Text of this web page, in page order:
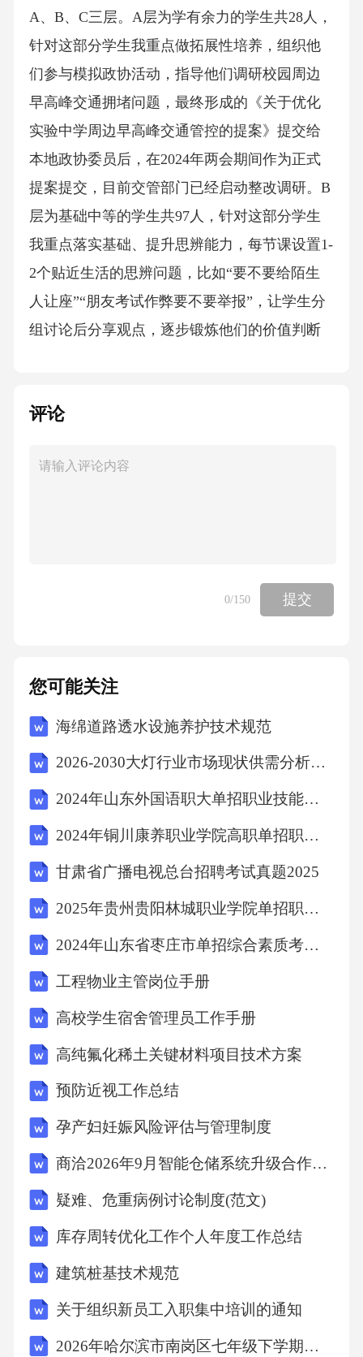
A、B、C三层。A层为学有余力的学生共28人，
针对这部分学生我重点做拓展性培养，组织他
们参与模拟政协活动，指导他们调研校园周边
早高峰交通拥堵问题，最终形成的《关于优化
实验中学周边早高峰交通管控的提案》提交给
本地政协委员后，在2024年两会期间作为正式
提案提交，目前交管部门已经启动整改调研。B
层为基础中等的学生共97人，针对这部分学生
我重点落实基础、提升思辨能力，每节课设置1-
2个贴近生活的思辨问题，比如“要不要给陌生
人让座”“朋友考试作弊要不要举报”，让学生分
组讨论后分享观点，逐步锻炼他们的价值判断
情绪，我为每人建立了个性化学习台账，每周
计教学内容，比如针对喜欢玩游戏的学生，结
23.5%提升到了82.4%。同时我结合初二年级学
生的青春期特点，在教学中融入心理健康教育
的情绪日志327篇，我每篇都做了针对性回复，
12名存在情绪困扰的学生我都同步对接了班主
任与家长，帮助他们解决了实际问题。素养落
程性评价+终结性评价”的综合评价体系，其中
过程性评价占60%，包括课堂表现、实践活动参
与度、责任担当表现，终结性评价占40%，为期
末考试成绩。过程性评价中专门设置了“责任担
集体做贡献都可以获得相应加分，本学期共有6
2名学生因为参与各类志愿活动获得加分，学生
的集体责任感明显提升，此前3个班普遍存在的
卫生值日偷懒、集体活动推诿的情况基本消
失。同时我将时政教育融入日常教学，每节课
设置5分钟“时政播报”环节，让学生轮流上台分
享近期关注的时政新闻并做简单点评，本学期
学生共播报了214条时政新闻，涵盖科技、经
新闻的学生现在会主动观看新闻联播、浏览人
民日报公众号，对国家发展成就的认知更加直
观，政治认同素养得到了有效提升。本学期教
学工作也存在部分不足，一是部分家长对道法
学科的重视程度不足，认为学科内容只要“背一
背”就能得分，不支持学生参与实践活动，曾有
评论
0/150 提交
您可能关注
海绵道路透水设施养护技术规范
2026-2030大灯行业市场现状供需分析及重点企业投资评估规划分析研究报告
2024年山东外国语职大单招职业技能考试模拟试卷附参考答案详解【满分必刷】
2024年铜川康养职业学院高职单招职业技能考试题库【基础题】附答案详解
甘肃省广播电视总台招聘考试真题2025
2025年贵州贵阳林城职业学院单招职业技能考试题库（网校专用）附答案详解
2024年山东省枣庄市单招综合素质考试题库【完整版】附答案详解
工程物业主管岗位手册
高校学生宿舍管理员工作手册
高纯氟化稀土关键材料项目技术方案
预防近视工作总结
孕产妇妊娠风险评估与管理制度
商洽2026年9月智能仓储系统升级合作意向函(4篇)
疑难、危重病例讨论制度(范文)
库存周转优化工作个人年度工作总结
建筑桩基技术规范
关于组织新员工入职集中培训的通知
2026年哈尔滨市南岗区七年级下学期数学期末试题及答案0708